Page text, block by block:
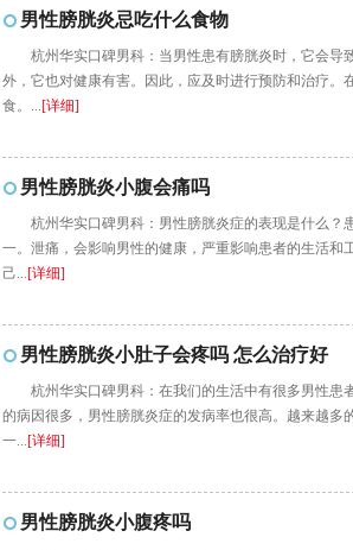
男性膀胱炎忌吃什么食物
杭州华实口碑男科：当男性患有膀胱炎时，它会
外，它也对健康有害。因此，应及时进行预防和治疗
食。...[详细]
男性膀胱炎小腹会痛吗
杭州华实口碑男科：男性膀胱炎症的表现是什么？
一。泄痛，会影响男性的健康，严重影响患者的生活
己...[详细]
男性膀胱炎小肚子会疼吗 怎么治疗好
杭州华实口碑男科：在我们的生活中有很多男性患
的病因很多，男性膀胱炎症的发病率也很高。越来越
一...[详细]
男性膀胱炎小腹疼吗